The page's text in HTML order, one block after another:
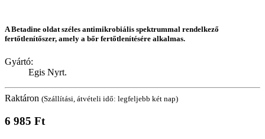
A Betadine oldat széles antimikrobiális spektrummal rendelkező
fertőtlenítőszer, amely a bőr fertőtlenítésére alkalmas.
Gyártó:
Egis Nyrt.
Raktáron (Szállítási, átvételi idő: legfeljebb két nap)
6 985 Ft